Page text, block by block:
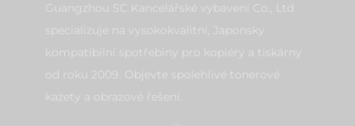
Guangzhou SC Kancelářské vybavení Co., Ltd
specializuje na vysokokvalitní, Japonsky
kompatibilní spotřebiny pro kopiéry a tiskárny
od roku 2009. Objevte spolehlivé tonerové
kazety a obrazové řešení.